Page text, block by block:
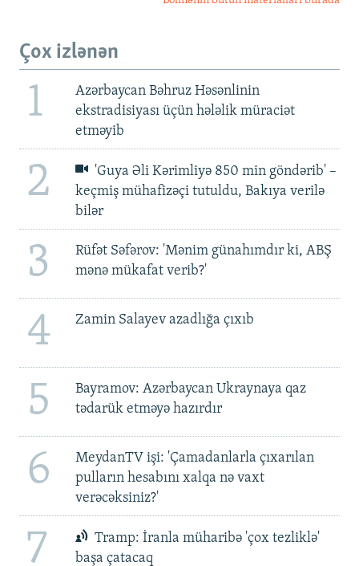
Çox izlənən
1
Azərbaycan Bəhruz Həsənlinin
ekstradisiyası üçün hələlik müraciət
etməyib
2
'Guya Əli Kərimliyə 850 min göndərib' –
keçmiş mühafizəçi tutuldu, Bakıya verilə
bilər
3
Rüfət Səfərov: 'Mənim günahımdır ki, ABŞ
mənə mükafat verib?'
4 Zamin Salayev azadlığa çıxıb
5
Bayramov: Azərbaycan Ukraynaya qaz
tədarük etməyə hazırdır
6
MeydanTV işi: 'Çamadanlarla çıxarılan
pulların hesabını xalqa nə vaxt
verəcəksiniz?'
7
Tramp: İranla müharibə 'çox tezliklə'
başa çatacaq